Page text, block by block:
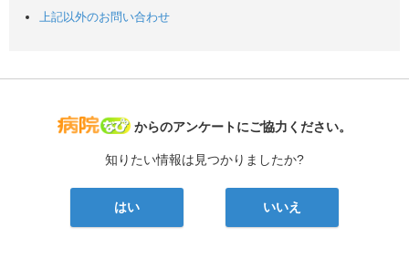
上記以外のお問い合わせ
病院なび
からのアンケートにご協力ください。
知りたい情報は見つかりましたか?
はい いいえ